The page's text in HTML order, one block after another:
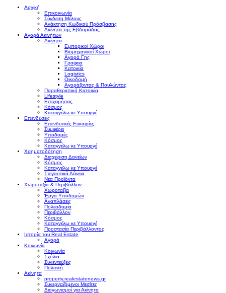
Αρχική
Επικοινωνία
Σύνδεση Μέλους
Ανάκτηση Κωδικού Πρόσβασης
Ακίνητα της Εβδομάδας
Αγορά Ακινήτων
Ακίνητα
Εμπορικοί Χώροι
Βιομηχανικοί Χώροι
Αγορά Γης
Γραφεια
Κατοικία
Logistics
Οικοδομή
Αγοράζοντας & Πουλώντας
Παραθεριστική Κατοικία
Lifestyle
Επιχειρήσεις
Κόσμος
Καταγγέλω κε Υπουργέ
Επενδύσεις
Επενδυτικές Ευκαιρίες
Συμφέρει
Υποδομές
Κόσμος
Καταγγέλω κε Υπουργέ
Χρηματοδότηση
Διαχείριση Δανείων
Κόσμος
Καταγγέλω κε Υπουργέ
Στεγαστικά Δάνεια
Νέα Προϊόντα
Χωροταξία & Περιβάλλον
Χωροταξία
Έργα Υποδομών
Αναπλάσεις
Πολεοδομία
Περιβάλλον
Κόσμος
Καταγγέλω κε Υπουργέ
Προστασία Περιβάλλοντος
Ιστορία του Real Estate
Αγορά
Κοινωνία
Κοινωνία
Σχόλια
Συνεντεύξεις
Πολιτική
Ακίνητα
property.realestatenews.gr
Συνεργαζόμενοι Μεσίτες
Διαγωνισμοί για Ακίνητα